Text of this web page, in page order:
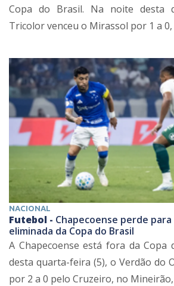
Copa do Brasil. Na noite desta
Tricolor venceu o Mirassol por 1 a 0,
NACIONAL
Futebol - Chapecoense perde
eliminada da Copa do Brasil
A Chapecoense está fora da Copa
desta quarta-feira (5), o Verdão do
por 2 a 0 pelo Cruzeiro, no Mineirão,